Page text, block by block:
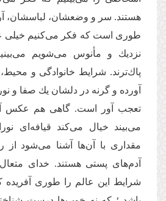
هستند. سر و وضعشان، لباسشان،
طوری است كه فكر می‌كنیم خیلی
نزدیك و مأنوس می‌شویم
پاك‌‌ترند. شرایط خانوادگی و محیط،
آورده و گرنه در دلشان یك صفا و
تعجب آور است. گاهی هم عكس
می‌‌بیند خیال می‌‌كند قیافه‌ا‌‌ی
مقداری با آن‌ها آشنا می‌‌شود از
آدم‌های پستی هستند. خدای
شرایط این عالم را طوری آفریده